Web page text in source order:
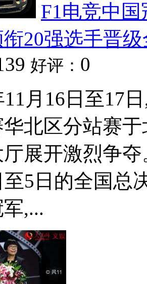
F1电竞中
20强选手晋
好评： 0
11月16日至17
北区分站赛
展开激烈争
至5日的全国总
,...